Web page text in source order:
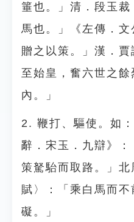
箠也。」清．段玉
馬也。」《左傳．
贈之以策。」漢．
至始皇，奮六世之
內。」
2. 鞭打、驅使。如
辭．宋玉．九辯》：
策駑駘而取路。」
賦〉：「乘白馬而
礙。」